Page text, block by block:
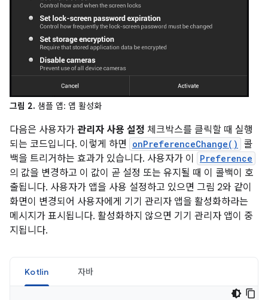
그림 2. 샘플 앱: 앱 활성화
다음은 사용자가 관리자 사용 설정 체크박스를 클릭할 때 실행
되는 코드입니다. 이렇게 하면
onPreferenceChange()
콜
백을 트리거하는 효과가 있습니다. 사용자가 이
Preference
의 값을 변경하고 이 값이 곧 설정 또는 유지될 때 이 콜백이 호
출됩니다. 사용자가 앱을 사용 설정하고 있으면 그림 2와 같이
화면이 변경되어 사용자에게 기기 관리자 앱을 활성화하라는
메시지가 표시됩니다. 활성화하지 않으면 기기 관리자 앱이 중
지됩니다.
Kotlin 자바